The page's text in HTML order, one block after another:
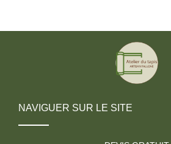
NAVIGUER SUR LE SITE